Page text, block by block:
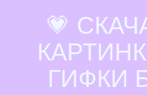
💗
ГИФКИ